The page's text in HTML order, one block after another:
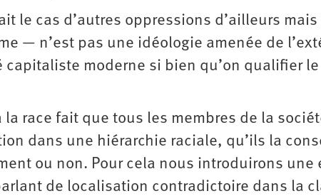
le cas d’autres oppressions d’ailleurs
— n’est pas une idéologie amenée de
capitaliste moderne si bien qu’on qualifier
la race fait que tous les membres de la
dans une hiérarchie raciale, qu’ils la
ou non. Pour cela nous introduirons une
de localisation contradictoire dans la